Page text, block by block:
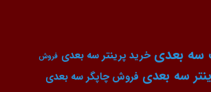
سه بعدی خرید پرینتر سه بعدی فروش
سه بعدی فروش چاپگر سه بعدی